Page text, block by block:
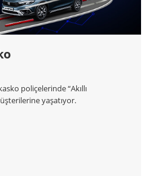
poliçelerinde “Akıllı
yaşatıyor.